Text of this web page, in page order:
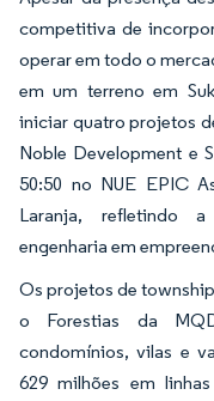
competitiva de
operar em todo o
em um terreno em
iniciar quatro projetos
Noble Development e
50:50 no NUE EPIC
Laranja, refletindo
engenharia em
Os projetos de
o Forestias da
condomínios, vilas e
629 milhões em